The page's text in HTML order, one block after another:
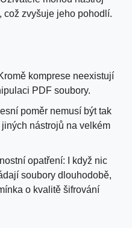
což zvyšuje jeho pohodlí.
komprese neexistují
PDF soubory.
poměr nemusí být tak
nástrojů na velkém
opatření: I když nic
soubory dlouhodobě,
o kvalitě šifrování